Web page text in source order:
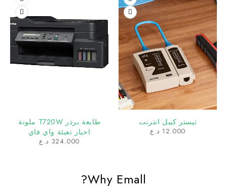
تيستر كيبل انترنت
12.000 د.ع
طابعة برذر T720W ملونة
احبار تعبئة واي فاي
324.000 د.ع
Why Emall?